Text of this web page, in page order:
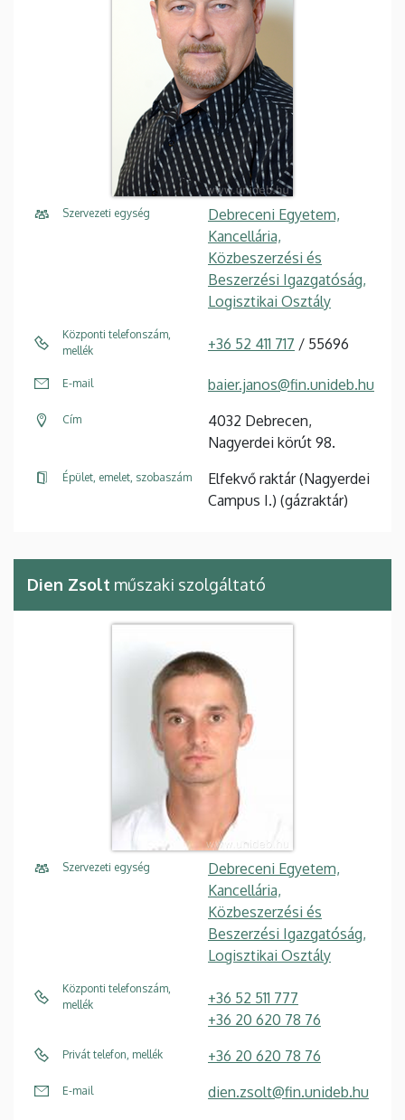
Szervezeti egység
Debreceni Egyetem,
Kancellária,
Közbeszerzési és
Beszerzési Igazgatóság,
Logisztikai Osztály
Központi telefonszám,
mellék
+36 52 411 717 / 55696
E-mail baier.janos@fin.unideb.hu
Cím
4032 Debrecen,
Nagyerdei körút 98.
Épület, emelet, szobaszám
Elfekvő raktár (Nagyerdei
Campus I.) (gázraktár)
Dien Zsolt műszaki szolgáltató
Szervezeti egység
Debreceni Egyetem,
Kancellária,
Közbeszerzési és
Beszerzési Igazgatóság,
Logisztikai Osztály
Központi telefonszám,
mellék
+36 52 511 777
+36 20 620 78 76
Privát telefon, mellék +36 20 620 78 76
E-mail
dien.zsolt@fin.unideb.hu